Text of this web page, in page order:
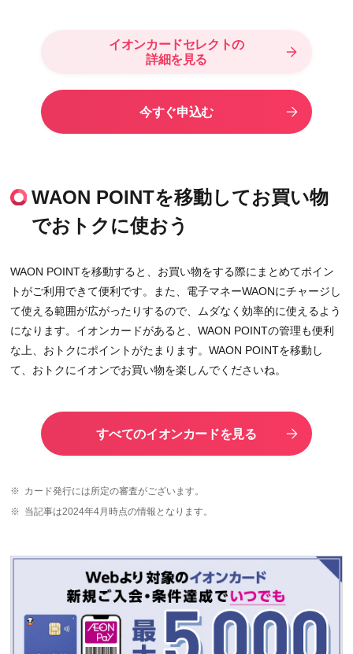
イオンカードセレクトの
詳細を見る
今すぐ申込む
WAON POINTを移動してお買い物
でおトクに使おう
WAON POINTを移動すると、お買い物をする際にまとめてポイン
トがご利用できて便利です。また、電子マネーWAONにチャージし
て使える範囲が広がったりするので、ムダなく効率的に使えるよう
になります。イオンカードがあると、WAON POINTの管理も便利
な上、おトクにポイントがたまります。WAON POINTを移動し
て、おトクにイオンでお買い物を楽しんでくださいね。
すべてのイオンカードを見る
※ カード発行には所定の審査がございます。
※ 当記事は2024年4月時点の情報となります。